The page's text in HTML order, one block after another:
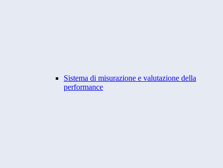
Sistema di misurazione e valutazione della
performance